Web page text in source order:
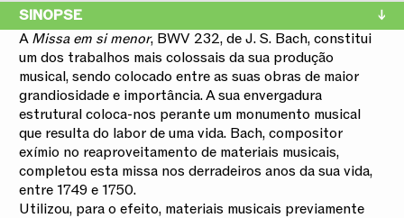
SINOPSE
AMissa em si menor, BWV 232, de J. S. Bach, constitui
um dos trabalhos mais colossais da sua produção
musical, sendo colocado entre as suas obras de maior
grandiosidade e importância. A sua envergadura
estrutural coloca-nos perante um monumento musical
que resulta do labor de uma vida. Bach, compositor
exímio no reaproveitamento de materiais musicais,
completou esta missa nos derradeiros anos da sua vida,
entre 1749 e 1750.
Utilizou, para o efeito, materiais musicais previamente